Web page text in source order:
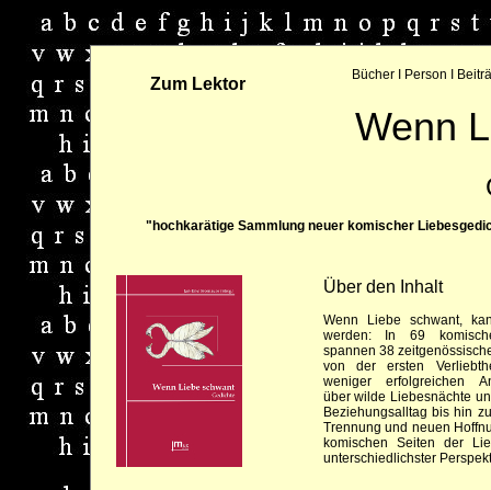
Zum Lektor BücherI Person
Wenn
"hochkarätige Sammlung neuer komischer
Über den Inhalt
Wenn Liebe schwant,
werden: In 69
spannen 38
von der ersten
weniger erfolgreichen
über wilde Liebesnächte
Beziehungsalltag bis hin
Trennung und neuen
komischen Seiten der
unterschiedlichster